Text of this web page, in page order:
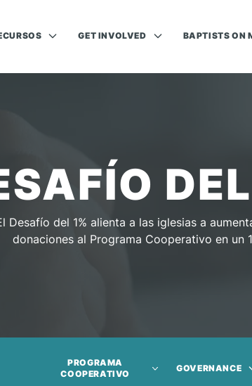
GET INVOLVED BAPTISTS ON
Desafío del 1% alienta a las iglesias a
donaciones al Programa Cooperativo en un
PROGRAMA
COOPERATIVO
GOVERNANCE